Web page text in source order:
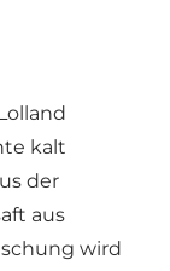
kalt
der
aus
wird